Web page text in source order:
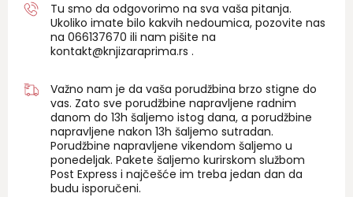
Tu smo da odgovorimo na sva vaša pitanja.
Ukoliko imate bilo kakvih nedoumica, pozovite nas
na 066137670 ili nam pišite na
kontakt@knjizaraprima.rs .
Važno nam je da vaša porudžbina brzo stigne do
vas. Zato sve porudžbine napravljene radnim
danom do 13h šaljemo istog dana, a porudžbine
napravljene nakon 13h šaljemo sutradan.
Porudžbine napravljene vikendom šaljemo u
ponedeljak. Pakete šaljemo kurirskom službom
Post Express i najčešće im treba jedan dan da
budu isporučeni.